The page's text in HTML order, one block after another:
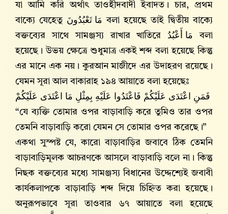
যা আমি করি অর্থাৎ তাওহীদবাদী ইবাদত। চার, প্রথম
বাক্যে যেহেতু مَا تَعْبُدُونَ বলা হয়েছে তাই দ্বিতীয় বাক্যে
বক্তব্যের সাথে সামঞ্জস্য রাখার খাতিরে مَا أَعْبُدُ বলা
হয়েছে। উভয় ক্ষেত্রে শুধুমাত্র একই শব্দ বলা হয়েছে কিন্তু
এর মানে এক নয়। কুরআন মাজীদে এর উদাহরণ রয়েছে।
যেমন সূরা আল বাকারাহ ১৯৪ আয়াতে বলা হয়েছেঃ
فَمَنِ اعْتَدَى عَلَيْكُمْ فَاعْتَدُوا عَلَيْهِ بِمِثْلِ مَا اعْتَدَى عَلَيْكُمْ
“যে ব্যক্তি তোমার ওপর বাড়াবাড়ি করে তুমিও তার ওপর
তেমনি বাড়াবাড়ি করো যেমন সে তোমার ওপর করেছে।”
একথা সুস্পষ্ট যে, কারো বাড়াবাড়ির জবাবে ঠিক তেমনি
বাড়াবাড়িমূলক আচরণকে আসলে বাড়াবাড়ি বলে না। কিন্তু
নিছক বক্তব্যের মধ্যে সামঞ্জস্য বিধানের উদ্দেশ্যেই জবাবী
কার্যকলাপকে বাড়াবাড়ি শব্দ দিয়ে চিহ্নিত করা হয়েছে।
অনুরূপভাবে সূরা তাওবার ৬৭ আয়াতে বলা হয়েছে